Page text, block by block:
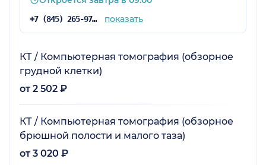
+7 (845) 265-97-60 показать
КТ / Компьютерная томография (обзорное
грудной клетки)
от 2 502 ₽
КТ / Компьютерная томография (обзорное
брюшной полости и малого таза)
от 3 020 ₽